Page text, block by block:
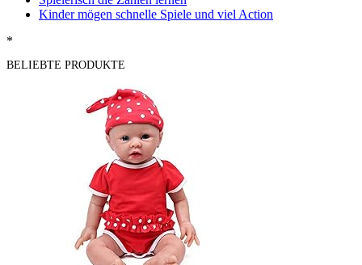
Kinder mögen schnelle Spiele und viel Action
*
BELIEBTE PRODUKTE